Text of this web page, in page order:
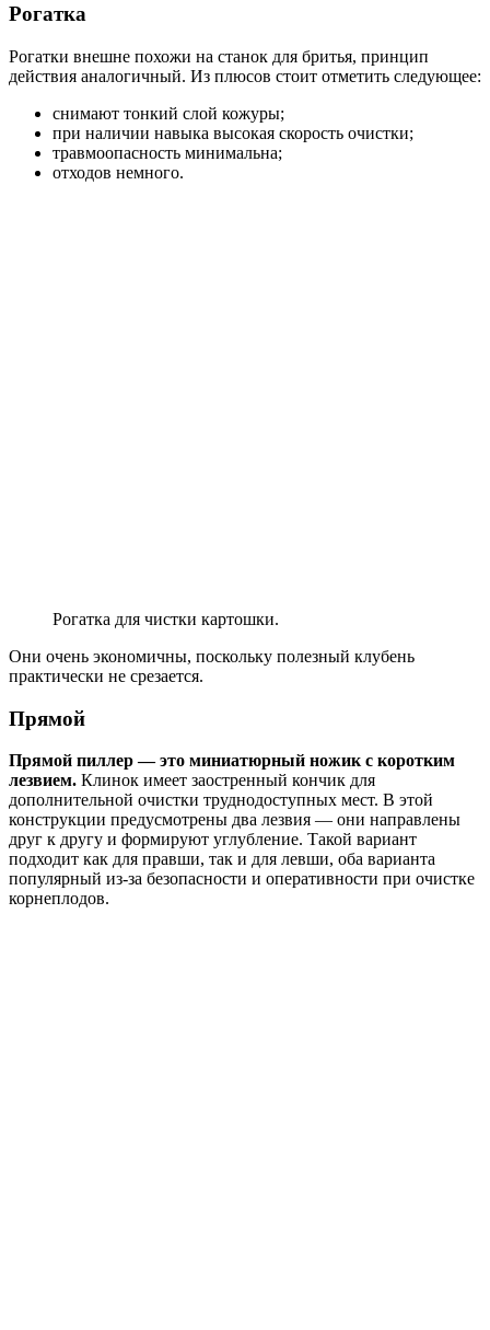
Рогатка
Рогатки внешне похожи на станок для бритья, принцип
действия аналогичный. Из плюсов стоит отметить следующее:
снимают тонкий слой кожуры;
при наличии навыка высокая скорость очистки;
травмоопасность минимальна;
отходов немного.
Рогатка для чистки картошки.
Они очень экономичны, поскольку полезный клубень
практически не срезается.
Прямой
Прямой пиллер — это миниатюрный ножик с коротким
лезвием. Клинок имеет заостренный кончик для
дополнительной очистки труднодоступных мест. В этой
конструкции предусмотрены два лезвия — они направлены
друг к другу и формируют углубление. Такой вариант
подходит как для правши, так и для левши, оба варианта
популярный из-за безопасности и оперативности при очистке
корнеплодов.